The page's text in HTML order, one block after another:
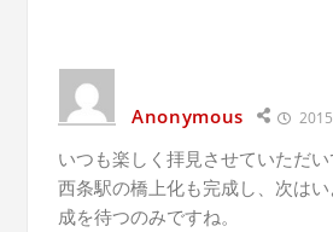
Anonymous
いつも楽しく拝見させていただい
西条駅の橋上化も完成し、次は
成を待つのみですね。